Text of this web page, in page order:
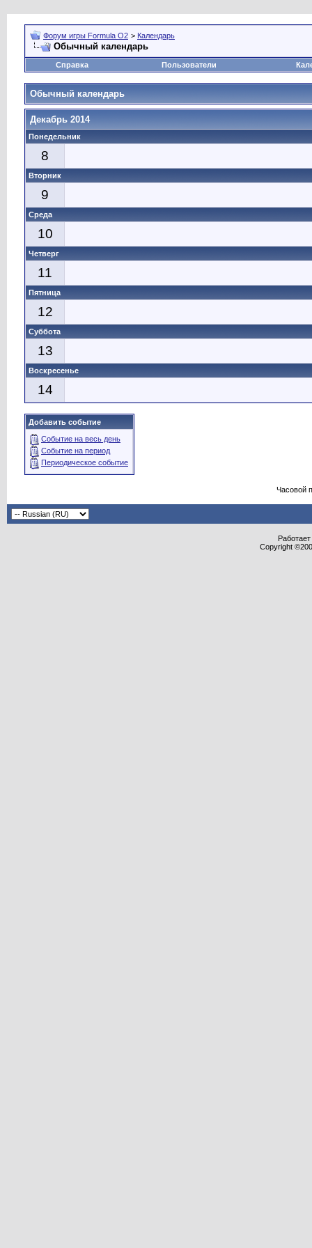
Форум игры Formula O2 > Календарь
Обычный календарь
Справка Пользователи
Обычный календарь
Декабрь 2014
Понедельник
8
Вторник
9
Среда
10
Четверг
11
Пятница
12
Суббота
13
Воскресенье
14
Добавить событие
Событие на весь день
Событие на период
Периодическое событие
Часовой
Copyright